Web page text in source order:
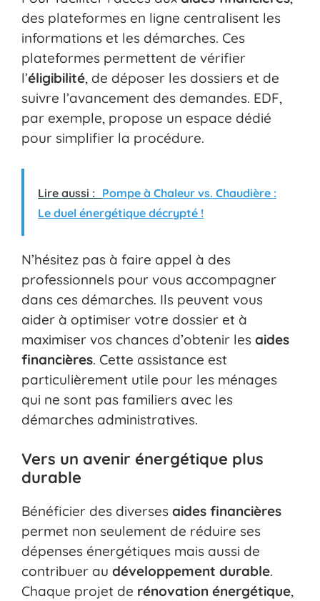
des plateformes en ligne centralisent les
informations et les démarches. Ces
plateformes permettent de vérifier
l’éligibilité, de déposer les dossiers et de
suivre l’avancement des demandes. EDF,
par exemple, propose un espace dédié
pour simplifier la procédure.
Lire aussi : Pompe à Chaleur vs. Chaudière :
Le duel énergétique décrypté !
N’hésitez pas à faire appel à des
professionnels pour vous accompagner
dans ces démarches. Ils peuvent vous
aider à optimiser votre dossier et à
maximiser vos chances d’obtenir les aides
financières. Cette assistance est
particulièrement utile pour les ménages
qui ne sont pas familiers avec les
démarches administratives.
Vers un avenir énergétique plus
durable
Bénéficier des diverses aides financières
permet non seulement de réduire ses
dépenses énergétiques mais aussi de
contribuer au développement durable.
Chaque projet de rénovation énergétique,